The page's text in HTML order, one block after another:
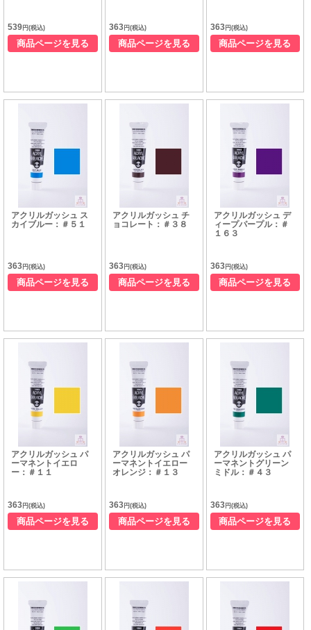
539 円(税込)
商品ページを見る
363円(税込)
商品ページを見る
363円(税込)
商品ページを見る
アクリルガッシュ ス
カイブルー：＃５１
363 円(税込)
商品ページを見る
アクリルガッシュ チ
ョコレート：＃３８
363円(税込)
商品ページを見る
アクリルガッシュ デ
ィープパープル：＃
１６３
363円(税込)
商品ページを見る
アクリルガッシュ パ
ーマネントイエロ
ー：＃１１
363 円(税込)
商品ページを見る
アクリルガッシュ パ
ーマネントイエロー
オレンジ：＃１３
363円(税込)
商品ページを見る
アクリルガッシュ パ
ーマネントグリーン
ミドル：＃４３
363円(税込)
商品ページを見る